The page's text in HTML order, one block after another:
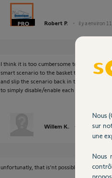
Robert P. il y a environ
I think it is too cumbersome to open the
smart scenario to the basket to disable and
and slip the scenario back in to enable,
to simply disable/enable each smart
Willem K. il y a environ
unfortunatly, that is'nt possible actually, I
Nous
sur
une
Nous